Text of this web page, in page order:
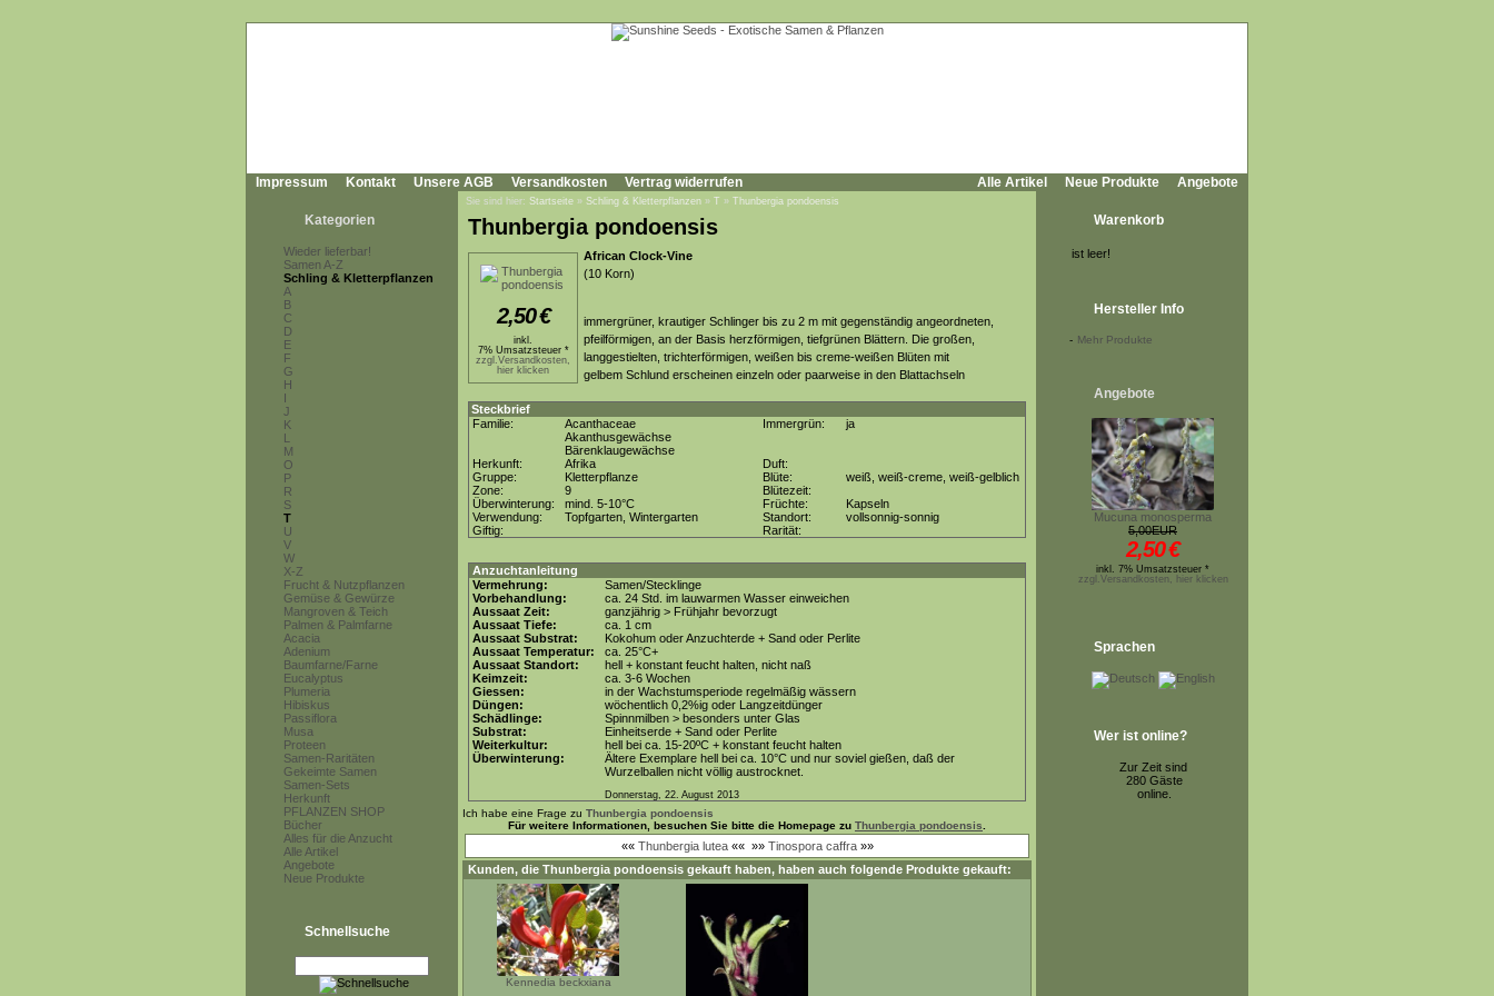
Impressum Kontakt Unsere AGB Versandkosten Vertrag widerrufen Alle Artikel Neue Produkte Angebote
Kategorien
Wieder lieferbar!
Samen A-Z
Schling & Kletterpflanzen
A
B
C
D
E
F
G
H
I
J
K
L
M
O
P
R
S
T
U
V
W
X-Z
Frucht & Nutzpflanzen
Gemüse & Gewürze
Mangroven & Teich
Palmen & Palmfarne
Acacia
Adenium
Baumfarne/Farne
Eucalyptus
Plumeria
Hibiskus
Passiflora
Musa
Proteen
Samen-Raritäten
Gekeimte Samen
Samen-Sets
Herkunft
PFLANZEN SHOP
Bücher
Alles für die Anzucht
Alle Artikel
Angebote
Neue Produkte
Schnellsuche
Sie sind hier: Startseite » Schling & Kletterpflanzen » T » Thunbergia pondoensis
Thunbergia pondoensis
2,50€
inkl.
7% Umsatzsteuer *
zzgl.Versandkosten,
hier klicken
African Clock-Vine
(10 Korn)
immergrüner, krautiger Schlinger bis zu 2 m mit gegenständig angeordneten,
pfeilförmigen, an der Basis herzförmigen, tiefgrünen Blättern. Die großen,
langgestielten, trichterförmigen, weißen bis creme-weißen Blüten mit
gelbem Schlund erscheinen einzeln oder paarweise in den Blattachseln
Steckbrief
Familie:
Acanthaceae
Akanthusgewächse
Bärenklaugewächse
Immergrün: ja
Herkunft: Afrika
Duft:
Gruppe:
Kletterpflanze Blüte:
weiß, weiß-creme, weiß-gelblich
Zone:
9
Blütezeit:
Überwinterung:
mind. 5-10°C Früchte:
Kapseln
Verwendung:
Topfgarten, Wintergarten Standort:
vollsonnig-sonnig
Giftig:
Rarität:
Anzuchtanleitung
Vermehrung:
Samen/Stecklinge
Vorbehandlung:
ca. 24 Std. im lauwarmen Wasser einweichen
Aussaat Zeit:
ganzjährig > Frühjahr bevorzugt
Aussaat Tiefe:
ca. 1 cm
Aussaat Substrat:
Kokohum oder Anzuchterde + Sand oder Perlite
Aussaat Temperatur:
ca. 25°C+
Aussaat Standort:
hell + konstant feucht halten, nicht naß
Keimzeit:
ca. 3-6 Wochen
Giessen:
in der Wachstumsperiode regelmäßig wässern
Düngen:
wöchentlich 0,2%ig oder Langzeitdünger
Schädlinge:
Spinnmilben > besonders unter Glas
Substrat:
Einheitserde + Sand oder Perlite
Weiterkultur:
hell bei ca. 15-20ºC + konstant feucht halten
Überwinterung:
Ältere Exemplare hell bei ca. 10°C und nur soviel gießen, daß der
Wurzelballen nicht völlig austrocknet.
Donnerstag, 22. August 2013
Ich habe eine Frage zu Thunbergia pondoensis
Für weitere Informationen, besuchen Sie bitte die Homepage zu Thunbergia pondoensis
«« Thunbergia lutea«« »» Tinospora caffra»»
Kunden, die Thunbergia pondoensis gekauft haben, haben auch folgende Produkte gekauft:
Kennedia beckxiana
Warenkorb
ist leer!
Hersteller Info
- Mehr Produkte
Angebote
Mucuna monosperma
5,00EUR
2,50€
inkl. 7% Umsatzsteuer *
zzgl.Versandkosten, hier klicken
Sprachen
Wer ist online?
Zur Zeit sind
280 Gäste
online.